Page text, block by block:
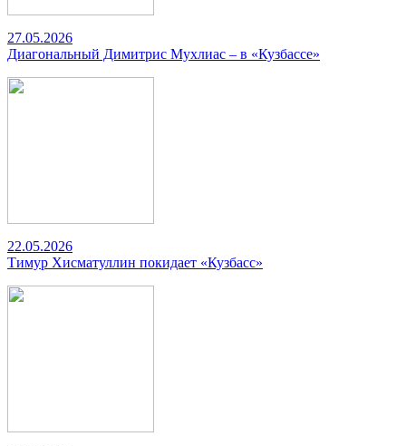
27.05.2026
Диагональный Димитрис Мухлиас – в «Кузбассе»
22.05.2026
Тимур Хисматуллин покидает «Кузбасс»